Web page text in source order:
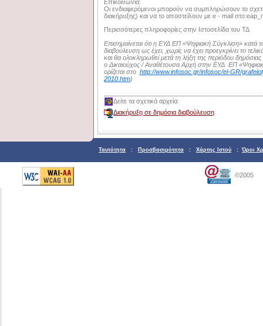
Επικοινωνία:
Οι ενδιαφερόμενοι μπορούν να συμπληρώσουν το
διακήρυξης) και να το αποστείλουν με e - mail στο:
Περισσότερες πληροφορίες στην Ιστοσελίδα του ΤΔ
Επισημαίνεται ότι η ΕΥΔ ΕΠ «Ψηφιακή Σύγκλιση» κατά
διαβούλευση ως έχει, χωρίς να έχει προεγκρίνει το
και θα ολοκληρωθεί μετά τη λήξη της περιόδου
ο Δικαιούχος / Αναθέτουσα Αρχή στην ΕΥΔ ΕΠ
ορίζεται στο http://www.infosoc.gr/infosoc/el-GR/
2010.htm)
Δείτε τα σχετικά αρχεία:
Διακήρυξη σε δημόσια διαβούλευση
Ταυτότητα : Προσβασιμότητα : Χάρτης Ιστού : Όροι
©2005